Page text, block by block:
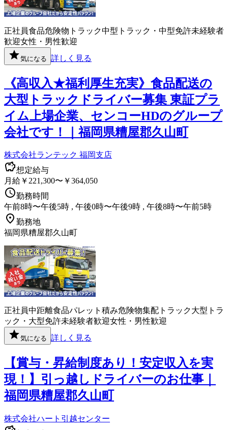
正社員食品危険物 トラック中型トラック・中型免許未経験者
歓迎女性・男性歓迎
気になる 詳しく見る
《高収入★福利厚生充実》食品配送の
大型トラックドライバー募集 東証プラ
イム上場企業、センコーHDのグループ
会社です！｜福岡県糟屋郡久山町
株式会社ランテック 福岡支店
想定給与
月給￥221,300〜￥364,050
勤務時間
午前8時〜午後5時 , 午後0時〜午後9時 , 午後8時〜午前5時
勤務地
福岡県糟屋郡久山町
正社員中距離食品パレット積み危険物集配 トラック大型トラ
ック・大型免許未経験者歓迎女性・男性歓迎
気になる 詳しく見る
【賞与・昇給制度あり！安定収入を実
現！】引っ越しドライバーのお仕事｜
福岡県糟屋郡久山町
株式会社ハート引越センター